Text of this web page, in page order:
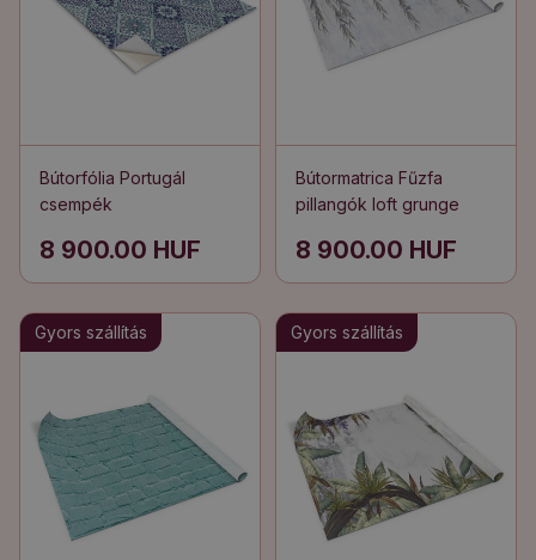
Bútorfólia Portugál
csempék
8 900.00 HUF
Bútormatrica Fűzfa
pillangók loft grunge
8 900.00 HUF
Gyors szállítás Gyors szállítás